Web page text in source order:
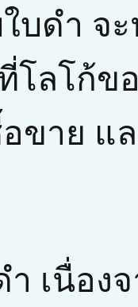
บดำ จ
โลโก้ข
ขาย แ
เนื่อง